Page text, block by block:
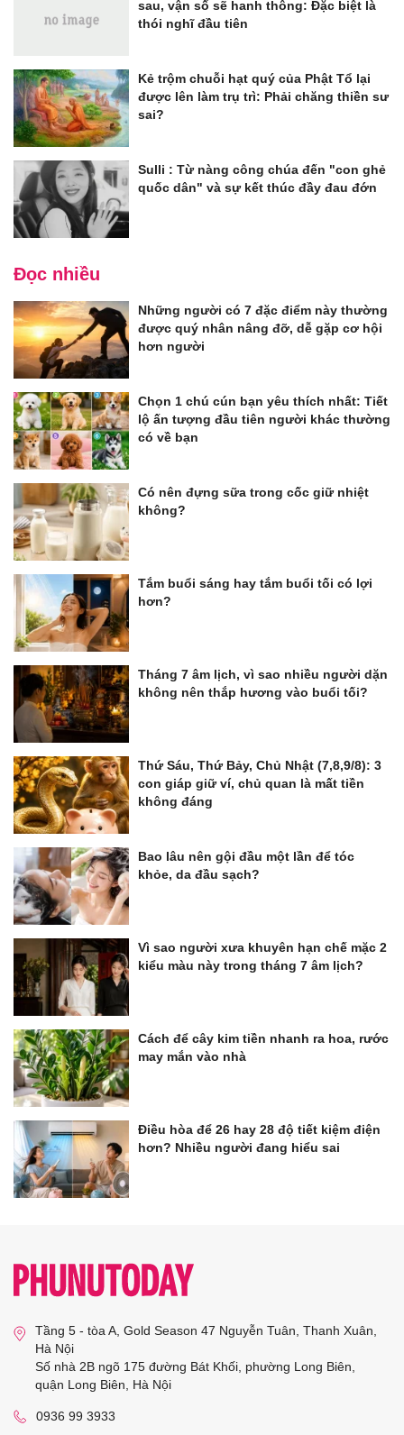
sau, vận số sẽ hanh thông: Đặc biệt là
thói nghĩ đầu tiên
Kẻ trộm chuỗi hạt quý của Phật Tổ lại
được lên làm trụ trì: Phải chăng thiền sư
sai?
Sulli : Từ nàng công chúa đến "con ghẻ
quốc dân" và sự kết thúc đầy đau đớn
Đọc nhiều
Những người có 7 đặc điểm này thường
được quý nhân nâng đỡ, dễ gặp cơ hội
hơn người
Chọn 1 chú cún bạn yêu thích nhất: Tiết
lộ ấn tượng đầu tiên người khác thường
có về bạn
Có nên đựng sữa trong cốc giữ nhiệt
không?
Tắm buổi sáng hay tắm buổi tối có lợi
hơn?
Tháng 7 âm lịch, vì sao nhiều người dặn
không nên thắp hương vào buổi tối?
Thứ Sáu, Thứ Bảy, Chủ Nhật (7,8,9/8): 3
con giáp giữ ví, chủ quan là mất tiền
không đáng
Bao lâu nên gội đầu một lần để tóc
khỏe, da đầu sạch?
Vì sao người xưa khuyên hạn chế mặc 2
kiểu màu này trong tháng 7 âm lịch?
Cách để cây kim tiền nhanh ra hoa, rước
may mắn vào nhà
Điều hòa để 26 hay 28 độ tiết kiệm điện
hơn? Nhiều người đang hiểu sai
Tầng 5 - tòa A, Gold Season 47 Nguyễn Tuân, Thanh Xuân,
Hà Nội
Số nhà 2B ngõ 175 đường Bát Khối, phường Long Biên,
quận Long Biên, Hà Nội
0936 99 3933